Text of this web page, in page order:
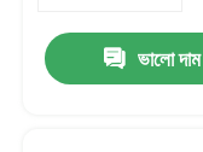
ভালো দাম